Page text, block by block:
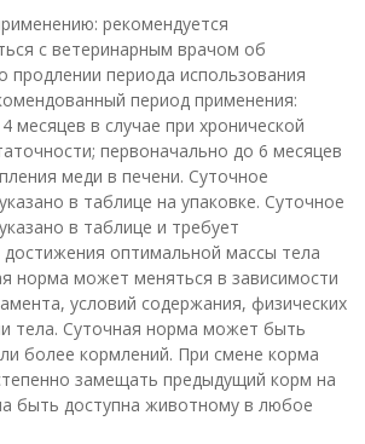
рекомендуется
с ветеринарным врачом об
продлении периода использования
период применения:
месяцев в случае при хронической
первоначально до 6 месяцев
меди в печени. Суточное
в таблице на упаковке. Суточное
в таблице и требует
достижения оптимальной массы тела
норма может меняться в зависимости
условий содержания, физических
тела. Суточная норма может быть
более кормлений. При смене корма
замещать предыдущий корм на
быть доступна животному в любое